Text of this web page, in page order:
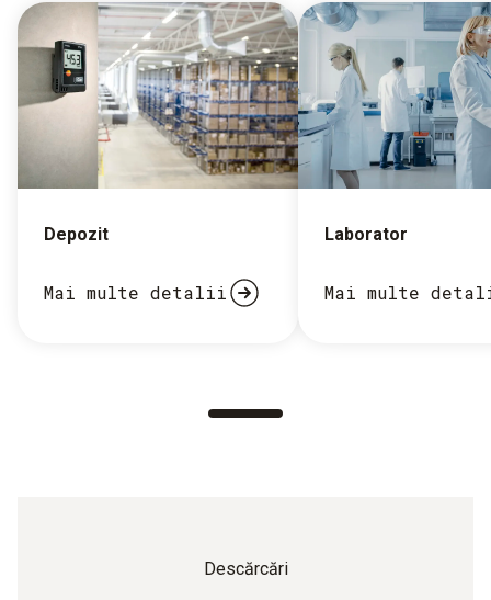
Depozit
Mai multe detalii
Laborator
Mai multe
Descărcări